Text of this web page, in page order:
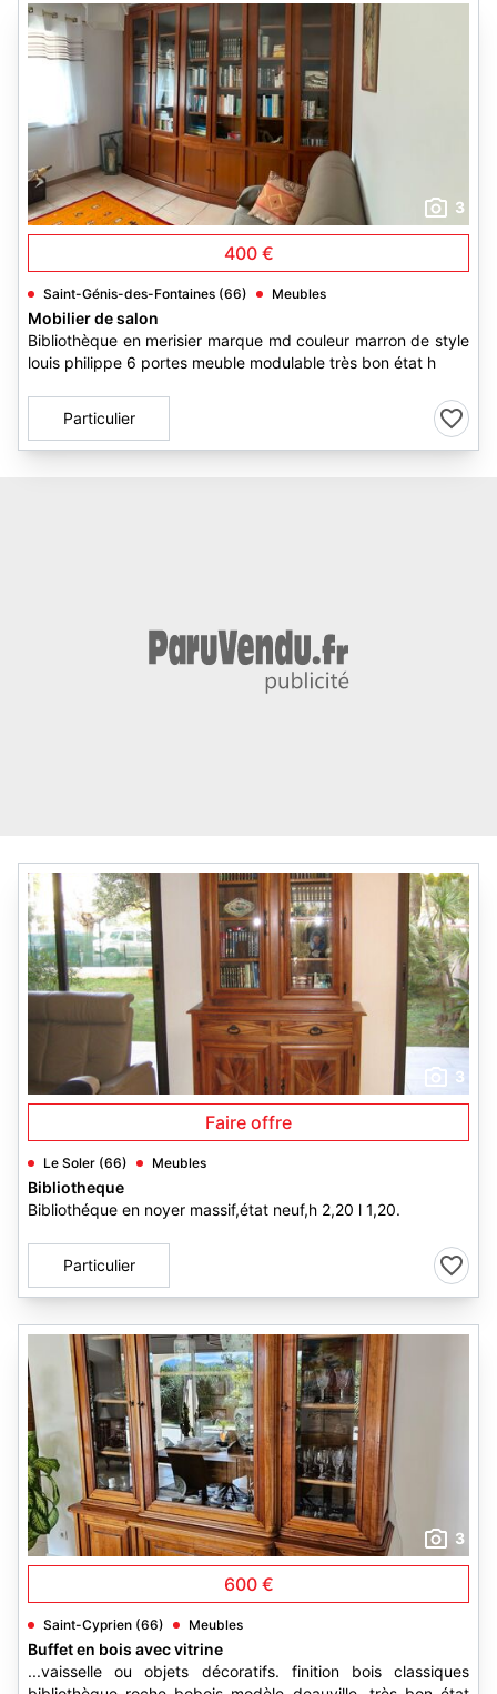
3
400 €
Saint-Génis-des-Fontaines (66) Meubles
Mobilier de salon
Bibliothèque en merisier marque md couleur marron de style
louis philippe 6 portes meuble modulable très bon état h
Particulier
3
Faire offre
Le Soler (66) Meubles
Bibliotheque
Bibliothéque en noyer massif,état neuf,h 2,20 l 1,20.
Particulier
3
600 €
Saint-Cyprien (66) Meubles
Buffet en bois avec vitrine
...vaisselle ou objets décoratifs. finition bois classiques